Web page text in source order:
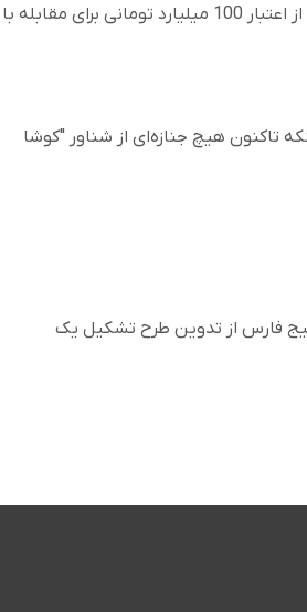
سیدعطاء‌الله صدر، مدیرعامل سازمان بنادر و دریانوردی از اعتبار 100 میلیارد تومانی برای مقابله با
تاکنون هیچ جنازه‌ای از شناور "کوشا
فارس از تدوین طرح تشکیل یک